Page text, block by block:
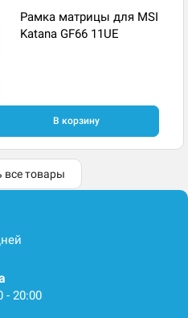
Рамка матрицы для MSI
Katana GF66 11UE
В корзину
все товары
- 20:00